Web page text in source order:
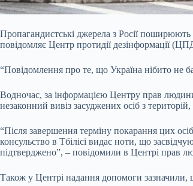
Пропагандистські джерела з Росії
повідомляє Центр протидії дезінформації
“Повідомлення про те, що Україна нібито не
Водночас, за інформацією Центру прав
незаконний вивіз засуджених осіб з
“Після завершення терміну покарання цих
консульство в Тбілісі видає ноти, що
підтверджено”, – повідомили в Центрі прав
Також у Центрі надання допомоги